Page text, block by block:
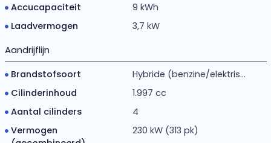
Accucapaciteit
9 kWh
Laadvermogen
3,7 kW
Aandrijflijn
Brandstofsoort
Hybride (benzine/elektris...
Cilinderinhoud
1.997 cc
Aantal cilinders
4
Vermogen
230 kW (313 pk)